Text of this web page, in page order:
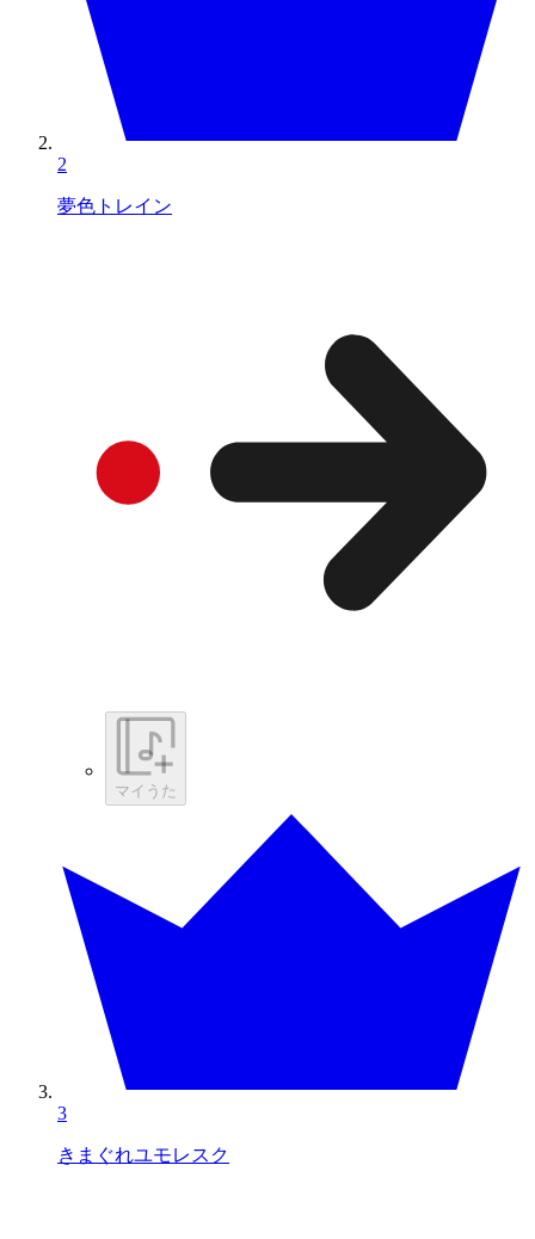
2
夢色トレイン
マイうた
3
きまぐれユモレスク